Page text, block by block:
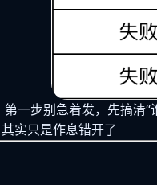
一步别急着发，先搞清
实只是作息错开了